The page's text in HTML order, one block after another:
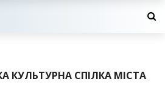
КУЛЬТУРНА СПІЛКА МІСТА